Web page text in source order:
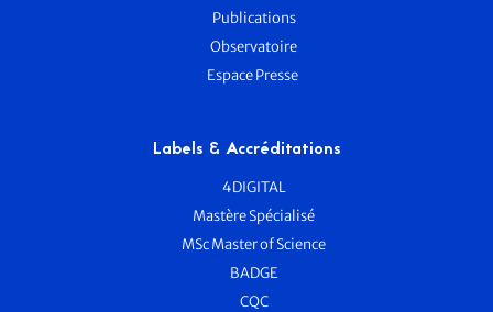
Publications
Observatoire
Espace Presse
Labels & Accréditations
4DIGITAL
Mastère Spécialisé
MSc Master of Science
BADGE
CQC